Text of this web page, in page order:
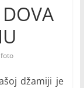
foto
džamiji je